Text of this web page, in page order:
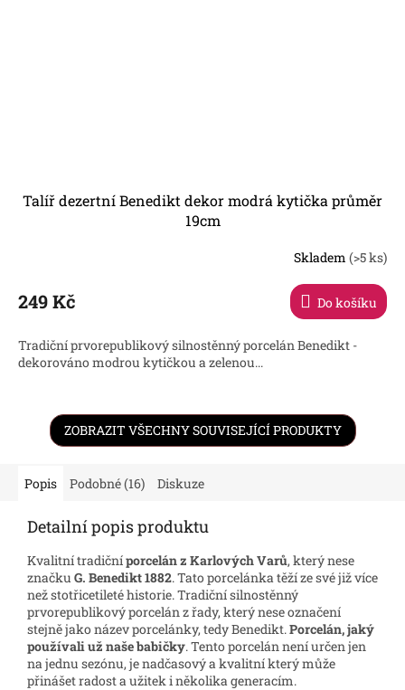
Talíř dezertní Benedikt dekor modrá kytička průměr
19cm
Skladem (>5 ks)
249 Kč Do košíku
Tradiční prvorepublikový silnostěnný porcelán Benedikt -
dekorováno modrou kytičkou a zelenou...
ZOBRAZIT VŠECHNY SOUVISEJÍCÍ PRODUKTY
Popis Podobné (16) Diskuze
Detailní popis produktu
Kvalitní tradičníporcelán z Karlových Varů, který nese
značku G. Benedikt 1882. Tato porcelánka těží ze své již více
než stotřicetileté historie. Tradiční silnostěnný
prvorepublikový porcelán z řady, který nese označení
stejně jako název porcelánky, tedy Benedikt.Porcelán, jaký
používali už naše babičky. Tento porcelán není určen jen
na jednu sezónu, je nadčasový a kvalitní který může
přinášet radost a užitek i několika generacím.